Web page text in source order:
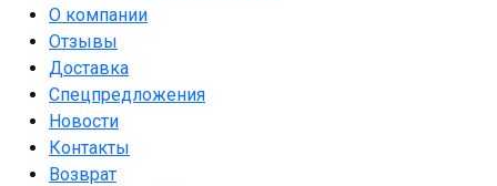
О компании
Отзывы
Доставка
Спецпредложения
Новости
Контакты
Возврат